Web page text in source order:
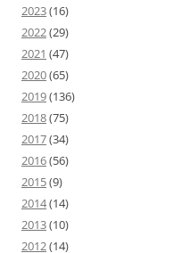
2023(16)
2022(29)
2021 (47)
2020(65)
2019(136)
2018(75)
2017(34)
2016(56)
2015(9)
2014(14)
2013(10)
2012(14)